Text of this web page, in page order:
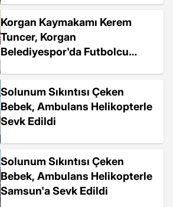
Korgan Kaymakamı Kerem
Tuncer, Korgan
Belediyespor'da Futbolcu
Solunum Sıkıntısı Çeken
Bebek, Ambulans Helikopterle
Sevk Edildi
Solunum Sıkıntısı Çeken
Bebek, Ambulans Helikopterle
Samsun'a Sevk Edildi